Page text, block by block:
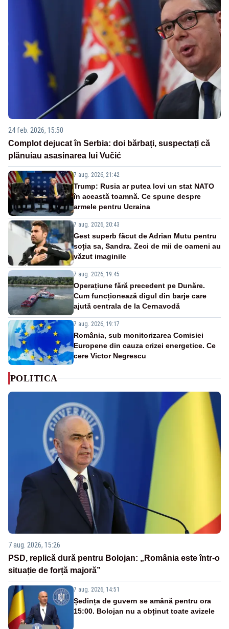
24 feb. 2026, 15:50
Complot dejucat în Serbia: doi bărbați, suspectați că
plănuiau asasinarea lui Vučić
7 aug. 2026, 21:42
Trump: Rusia ar putea lovi un stat NATO
în această toamnă. Ce spune despre
armele pentru Ucraina
7 aug. 2026, 20:43
Gest superb făcut de Adrian Mutu pentru
soția sa, Sandra. Zeci de mii de oameni au
văzut imaginile
7 aug. 2026, 19:45
Operațiune fără precedent pe Dunăre.
Cum funcționează digul din barje care
ajută centrala de la Cernavodă
7 aug. 2026, 19:17
România, sub monitorizarea Comisiei
Europene din cauza crizei energetice. Ce
cere Victor Negrescu
POLITICA
7 aug. 2026, 15:26
PSD, replică dură pentru Bolojan: „România este într-o
situație de forță majoră”
7 aug. 2026, 14:51
Ședința de guvern se amână pentru ora
15:00. Bolojan nu a obținut toate avizele